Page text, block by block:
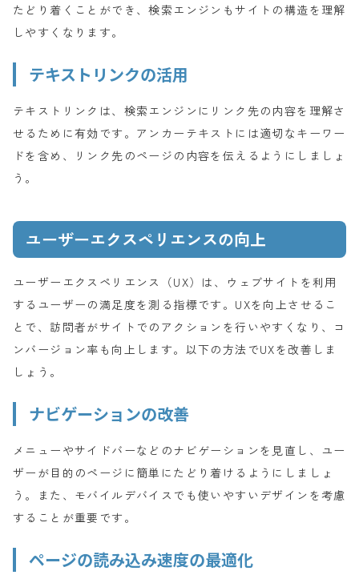
たどり着くことができ、検索エンジンもサイトの構造を理解
しやすくなります。
テキストリンクの活用
テキストリンクは、検索エンジンにリンク先の内容を理解さ
せるために有効です。アンカーテキストには適切なキーワー
ドを含め、リンク先のページの内容を伝えるようにしましょ
う。
ユーザーエクスペリエンスの向上
ユーザーエクスペリエンス（UX）は、ウェブサイトを利用
するユーザーの満足度を測る指標です。UXを向上させるこ
とで、訪問者がサイトでのアクションを行いやすくなり、コ
ンバージョン率も向上します。以下の方法でUXを改善しま
しょう。
ナビゲーションの改善
メニューやサイドバーなどのナビゲーションを見直し、ユー
ザーが目的のページに簡単にたどり着けるようにしましょ
う。また、モバイルデバイスでも使いやすいデザインを考慮
することが重要です。
ページの読み込み速度の最適化